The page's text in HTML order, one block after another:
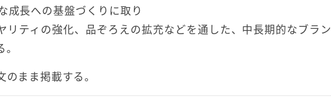
成長への基盤づくりに取り
リティの強化、品ぞろえの拡充などを通した、中長期的なブラン
まま掲載する。